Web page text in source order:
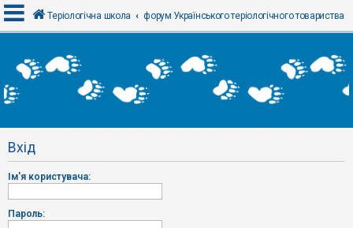
х
і
Р
є
т
р
а
Теріологічна школа форум Українського теріологічного товариства
Вхід
Ім'я користувача:
Пароль: